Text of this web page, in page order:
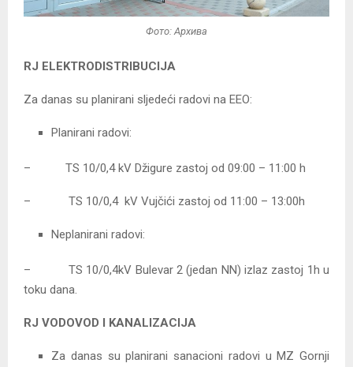
Фото: Архива
RJ ELEKTRODISTRIBUCIJA
Za danas su planirani sljedeći radovi na EEO:
Planirani radovi:
– TS 10/0,4 kV Džigure zastoj od 09:00 – 11:00 h
– TS 10/0,4 kV Vujčići zastoj od 11:00 – 13:00h
Neplanirani radovi:
– TS 10/0,4kV Bulevar 2 (jedan NN) izlaz zastoj 1h u
toku dana.
RJ VODOVOD I KANALIZACIJA
Za danas su planirani sanacioni radovi u MZ Gornji